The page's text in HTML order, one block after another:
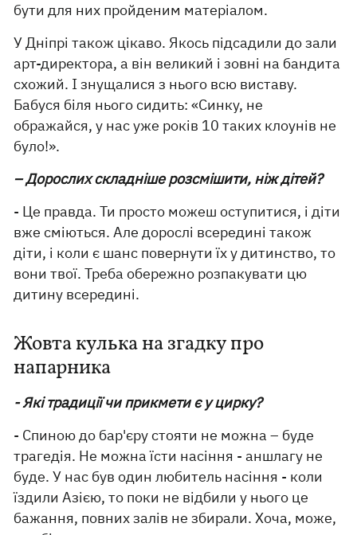
бути для них пройденим матеріалом.
У Дніпрі також цікаво. Якось підсадили до зали
арт-директора, а він великий і зовні на бандита
схожий. І знущалися з нього всю виставу.
Бабуся біля нього сидить: «Синку, не
ображайся, у нас уже років 10 таких клоунів не
було!».
– Дорослих складніше розсмішити, ніж дітей?
- Це правда. Ти просто можеш оступитися, і діти
вже сміються. Але дорослі всередині також
діти, і коли є шанс повернути їх у дитинство, то
вони твої. Треба обережно розпакувати цю
дитину всередині.
Жовта кулька на згадку про
напарника
- Які традиції чи прикмети є у цирку?
- Спиною до бар'єру стояти не можна – буде
трагедія. Не можна їсти насіння - аншлагу не
буде. У нас був один любитель насіння - коли
їздили Азією, то поки не відбили у нього це
бажання, повних залів не збирали. Хоча, може,